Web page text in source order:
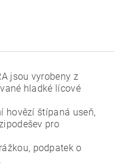
jsou vyrobeny z
hladké lícové
hovězí štípaná useň,
pro
podpatek o